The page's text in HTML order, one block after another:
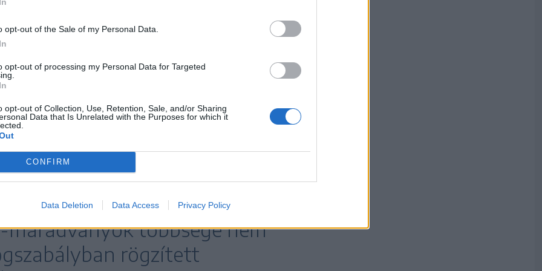
opt-out of the Sale of my Personal Data.
opt-out of processing my Personal Data for Targeted
opt-out of Collection, Use, Retention, Sale, and/or Sharing
Data that Is Unrelated with the Purposes for which it
CONFIRM
Data Deletion Data Access Privacy Policy
kapcsolatos kockázatokat. A
és megbízható forrásból származó termékek
egészségügyi kockázatokat.
részt. A legtöbb elemzést Németországban
19 százalékát adta a németországi kutatás.
pedig 8,6 százalékkal járult hozzá az
hangsúlyozzák, hogy a vizsgált termékek
által előírt élelmiszer-biztonsági
a kimutatott
maradványok többsége nem
rögzített